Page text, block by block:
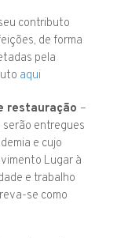
contributo
de forma
pela
aqui
restauração –
entregues
e cujo
Lugar à
e trabalho
se como